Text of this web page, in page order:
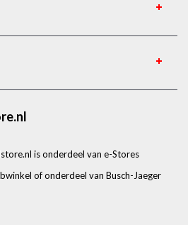
is onderdeel van e-Stores
of onderdeel van Busch-Jaeger